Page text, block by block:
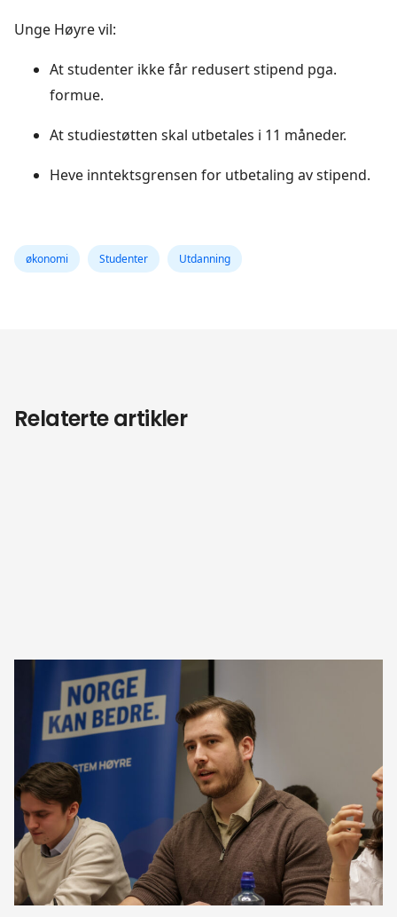
Unge Høyre vil:
At studenter ikke får redusert stipend pga.
formue.
At studiestøtten skal utbetales i 11 måneder.
Heve inntektsgrensen for utbetaling av stipend.
økonomi Studenter Utdanning
Relaterte artikler